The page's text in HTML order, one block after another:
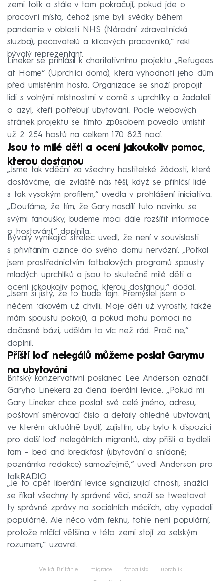
zemi tolik a stále v tom pokračují, pokud jde o
pracovní místa, čehož jsme byli svědky během
pandemie v oblasti NHS (Národní zdravotnická
služba), pečovatelů a klíčových pracovníků,“ řekl
bývalý reprezentant.
Lineker se přihlásil k charitativnímu projektu „Refugees
at Home“ (Uprchlíci doma), která vyhodnotí jeho dům
před umístěním hosta. Organizace se snaží propojit
lidi s volnými místnostmi v domě s uprchlíky a žadateli
o azyl, kteří potřebují ubytování. Podle webových
stránek projektu se tímto způsobem povedlo umístit
už 2 254 hostů na celkem 170 823 nocí.
Jsou to milé děti a ocení jakoukoliv pomoc,
kterou dostanou
„Jsme tak vděční za všechny hostitelské žádosti, které
dostáváme, ale zvláště nás těší, když se přihlásí lidé
s tak vysokým profilem,“ uvedla v prohlášení iniciativa.
„Doufáme, že tím, že Gary nasdílí tuto novinku se
svými fanoušky, budeme moci dále rozšířit informace
o hostování,“ doplnila.
Bývalý vynikající střelec uvedl, že není v souvislosti
s přivítáním cizince do svého domu nervózní. „Potkal
jsem prostřednictvím fotbalových programů spousty
mladých uprchlíků a jsou to skutečně milé děti a
ocení jakoukoliv pomoc, kterou dostanou,“ dodal.
„Jsem si jistý, že to bude fajn. Přemýšlel jsem o
něčem takovém už chvíli. Moje děti už vyrostly, takže
mám spoustu pokojů, a pokud mohu pomoci na
dočasné bázi, udělám to víc než rád. Proč ne,“
doplnil.
Příští loď nelegálů můžeme poslat Garymu
na ubytování
Britský konzervativní poslanec Lee Anderson označil
Garyho Linekera za člena liberální levice. „Pokud mi
Gary Lineker chce poslat své celé jméno, adresu,
poštovní směrovací číslo a detaily ohledně ubytování,
ve kterém aktuálně bydlí, zajistím, aby bylo k dispozici
pro další loď nelegálních migrantů, aby přišli a bydleli
tam – bed and breakfast (ubytování a snídaně;
poznámka redakce) samozřejmě,“ uvedl Anderson pro
talkRADIO.
„Je to opět liberální levice signalizující ctnosti, snažící
se říkat všechny ty správné věci, snaží se tweetovat
ty správné zprávy na sociálních médiích, aby vypadali
populárně. Ale něco vám řeknu, tohle není populární,
protože mlčící většina v této zemi stojí za selským
rozumem,“ uzavřel.
Velká Británie migrace fotbalista uprchlík